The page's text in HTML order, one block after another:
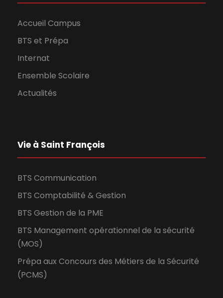
Accueil Campus
BTS et Prépa
Internat
Ensemble Scolaire
Actualités
Vie à Saint François
BTS Communication
BTS Comptabilité & Gestion
BTS Gestion de la PME
BTS Management opérationnel de la sécurité
(MOS)
Prépa aux Concours des Métiers de la Sécurité
(PCMS)